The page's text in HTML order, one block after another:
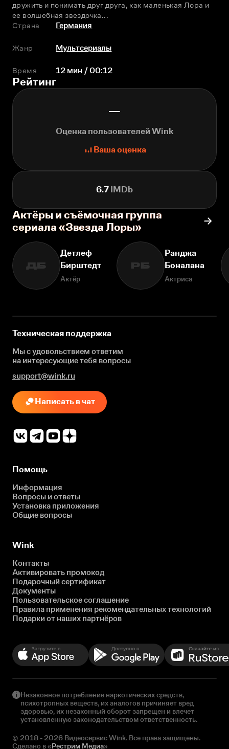
дружить и понимать друг друга, как маленькая Лора и
еe волшебная звездочка...
Страна
Германия
Жанр Мультсериалы
Время 12 мин / 00:12
Рейтинг
—
Оценка пользователей Wink
Ваша оценка
6.7 IMDb
Актёры и съёмочная группа
сериала «Звезда Лоры»
ДБ
Детлеф
Бирштедт
Актёр
РБ
Ранджа
Боналана
Актриса
Техническая поддержка
Мы с удовольствием ответим
на интересующиетебя вопросы
support@wink.ru
Написать в чат
Помощь
Информация
Вопросы и ответы
Установка приложения
Общие вопросы
Wink
Контакты
Активировать промокод
Подарочный сертификат
Документы
Пользовательское соглашение
Правила применения рекомендательных технологий
Подарки от наших партнёров
Незаконное потребление наркотических средств,
психотропных веществ, их аналогов причиняет вред
здоровью, их незаконный оборот запрещен и влечет
установленную законодательством ответственность.
© 2018 - 2026 Видеосервис Wink. Все права защищены.
Сделано в «Рестрим Медиа»